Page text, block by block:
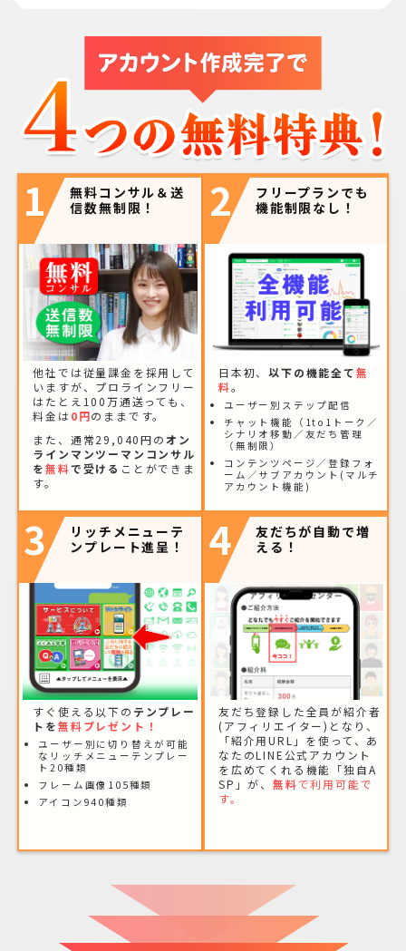
1
無料コンサル＆送
信数無制限！
他社では従量課金を採用して
いますが、プロラインフリー
はたとえ100万通送っても、
料金は 0円のままです。
また、通常29,040円のオン
ラインマンツーマンコンサル
を無料で受ける ことができま
す。
2
フリープランでも
機能制限なし！
日本初、以下の機能全て無
料。
ユーザー別ステップ配信
チャット機能（1to1トーク／
シナリオ移動／友だち管理
（無制限）
コンテンツページ／登録フォ
ーム／サブアカウント(マルチ
アカウント機能)
3
リッチメニューテ
ンプレート進呈！
すぐ使える以下の テンプレー
トを無料プレゼント！
ユーザー別に切り替えが可能
なリッチメニューテンプレー
ト20種類
フレーム画像105種類
アイコン940種類
4
友だちが自動で増
える！
友だち登録した全員が紹介者
(アフィリエイター)となり、
「紹介用URL」を使って、あ
なたのLINE公式アカウント
を広めてくれる機能「独自A
SP」が、 無料で利用可能で
す。